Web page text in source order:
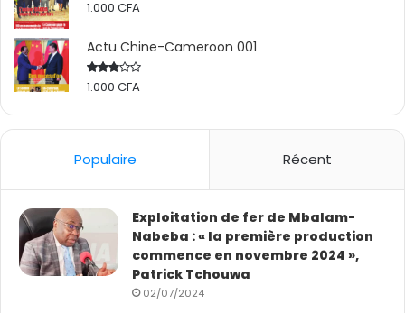
1.000 CFA
Actu Chine-Cameroon 001
Rated
1.000 CFA
Populaire Récent
Exploitation de fer de Mbalam-
Nabeba : « la première production
commence en novembre 2024 »,
Patrick Tchouwa
02/07/2024